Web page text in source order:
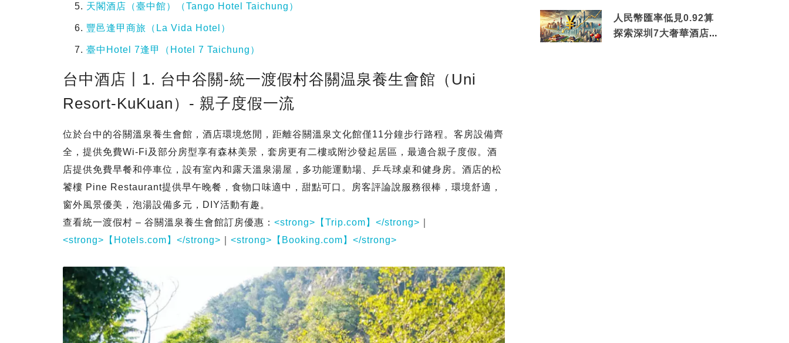
天閣酒店（臺中館）（Tango Hotel Taichung）
豐邑逢甲商旅（La Vida Hotel）
臺中Hotel 7逢甲（Hotel 7 Taichung）
台中酒店丨1. 台中谷關-統一渡假村谷關温泉養生會館（Uni
Resort-KuKuan）- 親子度假一流
位於台中的谷關溫泉養生會館，酒店環境悠閒，距離谷關溫泉文化館僅11分鐘步行路程。客房設備齊
全，提供免費Wi-Fi及部分房型享有森林美景，套房更有二樓或附沙發起居區，最適合親子度假。酒
店提供免費早餐和停車位，設有室內和露天溫泉湯屋，多功能運動場、乒乓球桌和健身房。酒店的松
饕樓 Pine Restaurant提供早午晚餐，食物口味適中，甜點可口。房客評論說服務很棒，環境舒適，
窗外風景優美，泡湯設備多元，DIY活動有趣。
查看統一渡假村 – 谷關溫泉養生會館訂房優惠： <strong>【Trip.com】</strong>
<strong>【Hotels.com】</strong>
<strong>【Booking.com】</strong>
人民幣匯率低見0.92算
探索深圳7大奢華酒店體